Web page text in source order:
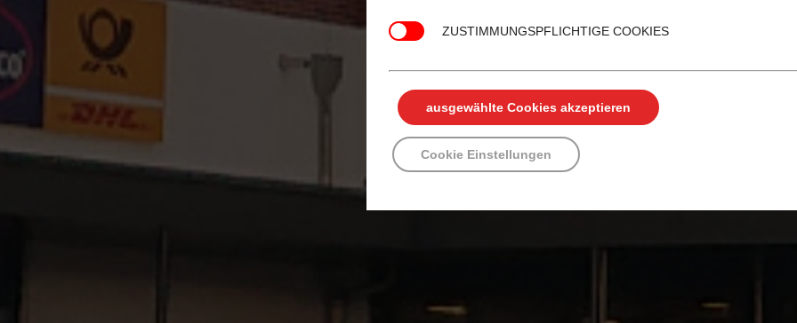
ZUSTIMMUNGSPFLICHTIGE COOKIES
ausgewählte Cookies akzeptieren
Cookie Einstellungen